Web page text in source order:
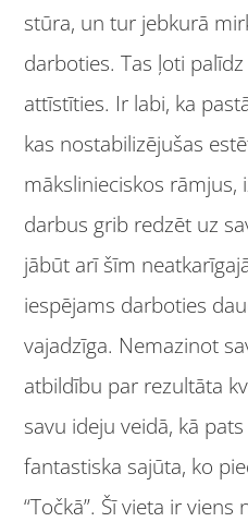
stūra, un tur jebkurā
darboties. Tas ļoti
attīstīties. Ir labi, ka
kas nostabilizējušas
mākslinieciskos rāmjus,
darbus grib redzēt uz
jābūt arī šīm
iespējams darboties
vajadzīga. Nemazinot
atbildību par rezultāta
savu ideju veidā, kā
fantastiska sajūta, ko
“Točkā”. Šī vieta ir